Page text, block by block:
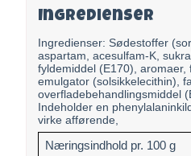
Ingredienser
Ingredienser: Sødestoffer
aspartam, acesulfam-K,
fyldemiddel (E170), aromaer,
emulgator (solsikkelecithin),
overfladebehandlingsmiddel
Indeholder en
virke afførende,
Næringsindhold pr. 100 g